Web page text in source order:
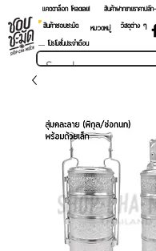
แคตตาล็อก โหลดเลย!
สินค้าฝากขายราคาปลีก
สินค้าชอบชะมัด
หมวดหมู่
วัสดุต่าง ๆ
.... โปรโมชั่นประจำเดือน